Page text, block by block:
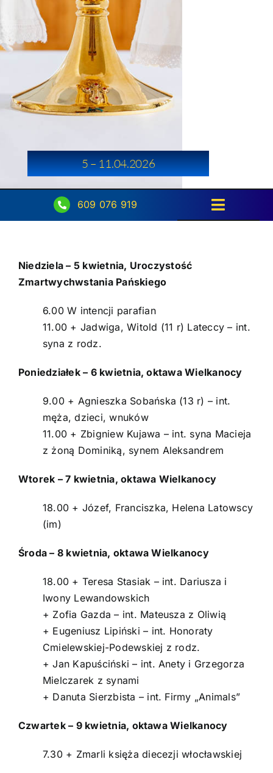
5 – 11.04.2026
609 076 919
Toggle
Intencje
Ogłoszenia
O parafii
Kontakt
POMOC DUCHOWA
Niedziela – 5 kwietnia, Uroczystość
Zmartwychwstania Pańskiego
6.00 W intencji parafian
11.00 + Jadwiga, Witold (11 r) Lateccy – int.
syna z rodz.
Poniedziałek – 6 kwietnia, oktawa Wielkanocy
9.00 + Agnieszka Sobańska (13 r) – int.
męża, dzieci, wnuków
11.00 + Zbigniew Kujawa – int. syna Macieja
z żoną Dominiką, synem Aleksandrem
Wtorek – 7 kwietnia, oktawa Wielkanocy
18.00 + Józef, Franciszka, Helena Latowscy
(im)
Środa – 8 kwietnia, oktawa Wielkanocy
18.00 + Teresa Stasiak – int. Dariusza i
Iwony Lewandowskich
+ Zofia Gazda – int. Mateusza z Oliwią
+ Eugeniusz Lipiński – int. Honoraty
Cmielewskiej-Podewskiej z rodz.
+ Jan Kapuściński – int. Anety i Grzegorza
Mielczarek z synami
+ Danuta Sierzbista – int. Firmy „Animals”
Czwartek – 9 kwietnia, oktawa Wielkanocy
7.30 + Zmarli księża diecezji włocławskiej